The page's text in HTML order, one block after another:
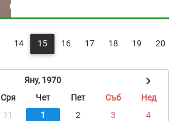
14 15 16 17 18 19 20
Яну, 1970
Сря Чет Пет Съб
Нед
31 1 2 3
4